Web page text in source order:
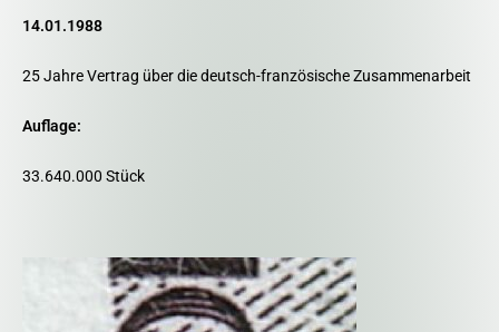
14.01.1988
25 Jahre Vertrag über die deutsch-französische Zusammenarbeit
Auflage:
33.640.000 Stück